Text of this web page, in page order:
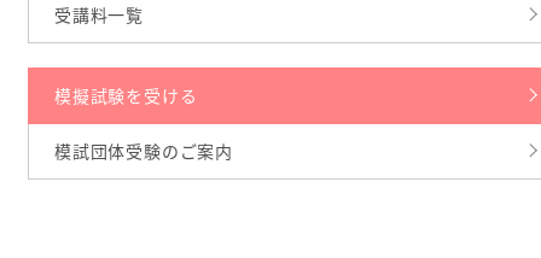
受講料一覧
模擬試験を受ける
模試団体受験のご案内